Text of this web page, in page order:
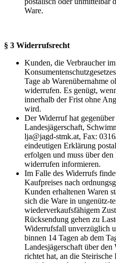
Ware.
§ 3 Widerrufsrecht
Kunden, die Verbraucher
Tage ab Warenübernahme
widerrufen. Es genügt,
innerhalb der Frist ohne
wird.
Der Widerruf hat gegenüber
Landesjägerschaft,
lja@jagd-stmk.at, Fax:
eindeutigen Erklärung
erfolgen und muss über
widerrufen informieren.
Im Falle des Widerrufs
Kaufpreises nach
Kunden erhaltenen Waren
sich die Ware in ungenütz-
wiederverkaufsfähigem
Rücksendung gehen zu
Widerrufsfall unverzüglich
binnen 14 Tagen ab dem
Landesjägerschaft über
richtet hat, an die Steirische